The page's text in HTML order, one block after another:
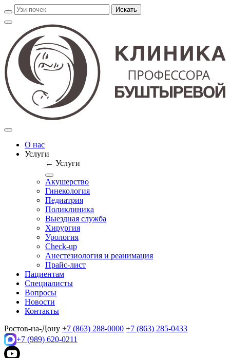
О нас
Услуги
← Услуги
Акушерство
Гинекология
Педиатрия
Поликлиника
Выездная служба
Хирургия
Урология
Check-up
Анестезиология и реанимация
Прайс-лист
Пациентам
Специалисты
Вопросы
Новости
Контакты
Ростов-на-Дону +7 (863) 288-0000 +7 (863) 285-0433
+7 (989) 620-0211